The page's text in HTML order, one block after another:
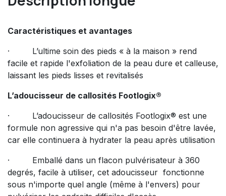
Caractéristiques et avantages
· L’ultime soin des pieds « à la maison » rend
facile et rapide l'exfoliation de la peau dure et calleuse,
laissant les pieds lisses et revitalisés
L’adoucisseur de callosités Footlogix®
· L’adoucisseur de callosités Footlogix® est une
formule non agressive qui n'a pas besoin d'être lavée,
car elle continuera à hydrater la peau après utilisation
· Emballé dans un flacon pulvérisateur à 360
degrés, facile à utiliser, cet adoucisseur fonctionne
sous n'importe quel angle (même à l'envers) pour